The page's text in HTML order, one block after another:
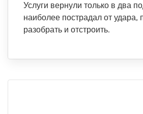
Услуги вернули только в два
наиболее пострадал от удара,
разобрать и отстроить.